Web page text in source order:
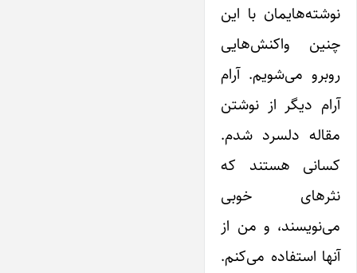
نوشته‌هایمان با ‌این
چنین واکنش‌هایی
روبرو می‌شویم. آرام
آرام دیگر از نوشتن
مقاله دلسرد شدم.
کسانی هستند که
نثرهای خوبی
می‌نویسند، و من از
آنها استفاده می‌کنم.